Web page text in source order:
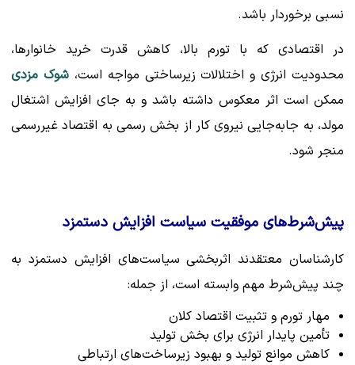
نسبی برخوردار باشد.
در اقتصادی که با تورم بالا، کاهش قدرت خرید خانوارها،
محدودیت انرژی و اختلالات زیرساختی مواجه است،شوک مزدی
ممکن است اثر معکوس داشته باشد و به جای افزایش اشتغال
مولد، به جابه‌جایی نیروی کار از بخش رسمی به اقتصاد غیررسمی
منجر شود.
پیش‌شرط‌های موفقیت سیاست افزایش دستمزد
کارشناسان معتقدند اثربخشی سیاست‌های افزایش دستمزد به
چند پیش‌شرط مهم وابسته است، از جمله:
مهار تورم و تثبیت اقتصاد کلان
تأمین پایدار انرژی برای بخش تولید
کاهش موانع تولید و بهبود زیرساخت‌های ارتباطی